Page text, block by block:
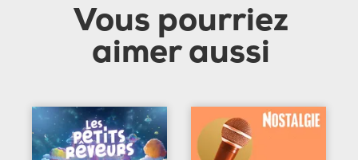
Vous pourriez
aimer aussi